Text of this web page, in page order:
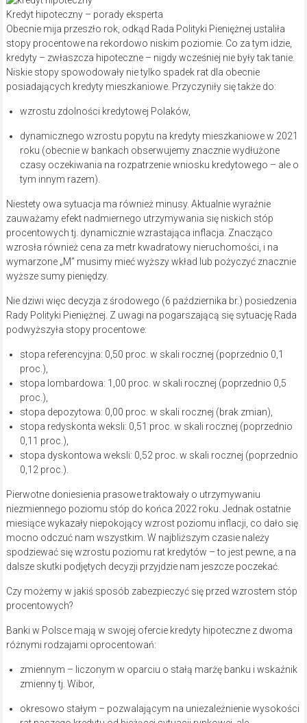
Kredyt hipoteczny – porady eksperta
Obecnie mija przeszło rok, odkąd Rada Polityki Pieniężnej ustaliła
stopy procentowe na rekordowo niskim poziomie. Co za tym idzie,
kredyty – zwłaszcza hipoteczne – nigdy wcześniej nie były tak tanie.
Niskie stopy spowodowały nie tylko spadek rat dla obecnie
posiadających kredyty mieszkaniowe. Przyczyniły się także do:
wzrostu zdolności kredytowej Polaków,
dynamicznego wzrostu popytu na kredyty mieszkaniowe w 2021
roku (obecnie w bankach obserwujemy znacznie wydłużone
czasy oczekiwania na rozpatrzenie wniosku kredytowego – ale o
tym innym razem).
Niestety owa sytuacja ma również minusy. Aktualnie wyraźnie
zauważamy efekt nadmiernego utrzymywania się niskich stóp
procentowych tj. dynamicznie wzrastająca inflacja. Znacząco
wzrosła również cena za metr kwadratowy nieruchomości, i na
wymarzone „M” musimy mieć wyższy wkład lub pożyczyć znacznie
wyższe sumy pieniędzy.
Nie dziwi więc decyzja z środowego (6 października br.) posiedzenia
Rady Polityki Pieniężnej. Z uwagi na pogarszającą się sytuację Rada
podwyższyła stopy procentowe:
stopa referencyjna: 0,50 proc. w skali rocznej (poprzednio 0,1
proc.),
stopa lombardowa: 1,00 proc. w skali rocznej (poprzednio 0,5
proc.),
stopa depozytowa: 0,00 proc. w skali rocznej (brak zmian),
stopa redyskonta weksli: 0,51 proc. w skali rocznej (poprzednio
0,11 proc.),
stopa dyskontowa weksli: 0,52 proc. w skali rocznej (poprzednio
0,12 proc.).
Pierwotne doniesienia prasowe traktowały o utrzymywaniu
niezmiennego poziomu stóp do końca 2022 roku. Jednak ostatnie
miesiące wykazały niepokojący wzrost poziomu inflacji, co dało się
mocno odczuć nam wszystkim. W najbliższym czasie należy
spodziewać się wzrostu poziomu rat kredytów – to jest pewne, a na
dalsze skutki podjętych decyzji przyjdzie nam jeszcze poczekać.
Czy możemy w jakiś sposób zabezpieczyć się przed wzrostem stóp
procentowych?
Banki w Polsce mają w swojej ofercie kredyty hipoteczne z dwoma
różnymi rodzajami oprocentowań:
zmiennym – liczonym w oparciu o stałą marżę banku i wskaźnik
zmienny tj. Wibor,
okresowo stałym – pozwalającym na uniezależnienie wysokości